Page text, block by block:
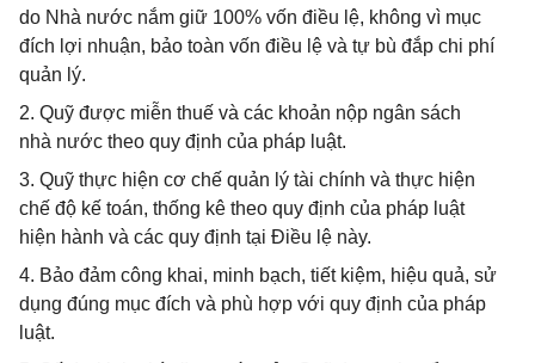
do Nhà nước nắm giữ 100% vốn điều lệ, không vì mục
đích lợi nhuận, bảo toàn vốn điều lệ và tự bù đắp chi phí
quản lý.
2. Quỹ được miễn thuế và các khoản nộp ngân sách
nhà nước theo quy định của pháp luật.
3. Quỹ thực hiện cơ chế quản lý tài chính và thực hiện
chế độ kế toán, thống kê theo quy định của pháp luật
hiện hành và các quy định tại Điều lệ này.
4. Bảo đảm công khai, minh bạch, tiết kiệm, hiệu quả, sử
dụng đúng mục đích và phù hợp với quy định của pháp
luật.